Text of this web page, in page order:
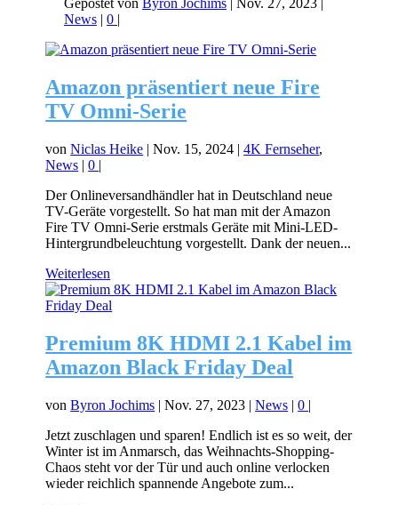
Gepostet von Byron Jochims| Nov. 27, 2023|
News| 0 |
Amazon präsentiert neue Fire
TV Omni-Serie
vonNiclas Heike |Nov. 15, 2024 |4K Fernseher,
News |0 |
Der Onlineversandhändler hat in Deutschland neue
TV-Geräte vorgestellt. So hat man mit der Amazon
Fire TV Omni-Serie erstmals Geräte mit Mini-LED-
Hintergrundbeleuchtung vorgestellt. Dank der neuen...
Weiterlesen
Premium 8K HDMI 2.1 Kabel im
Amazon Black Friday Deal
vonByron Jochims |Nov. 27, 2023 |News |0 |
Jetzt zuschlagen und sparen! Endlich ist es so weit, der
Winter ist im Anmarsch, das Weihnachts-Shopping-
Chaos steht vor der Tür und auch online verlocken
wieder reichlich spannende Angebote zum...